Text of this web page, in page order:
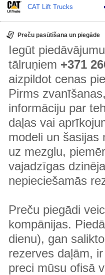
CAT Lift Trucks
Preču pasūtīšana un piegāde
Iegūt
tālruņiem +371
aizpildot cenas
Pirms
informāciju par
daļas vai
modeli un šasijas
uz mezglu,
vajadzīgas
nepieciešamās
Preču piegādi
kompānijas.
dienu), gan
rezerves daļām,
preci mūsu ofisā